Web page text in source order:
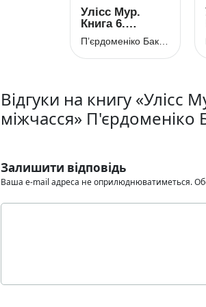
Улісс Мур.
Книга 6.
Первинний
Ключ
Відгуки на книгу «Улісс
міжчасся» П'єрдоменіко
Залишити відповідь
Ваша e-mail адреса не оприлюднюватиметься.